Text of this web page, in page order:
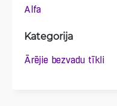
Alfa
Kategorija
Ārējie bezvadu tīkli